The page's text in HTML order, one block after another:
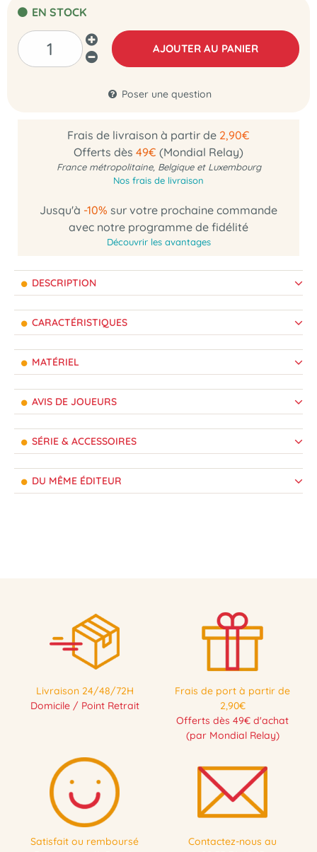
EN STOCK
AJOUTER AU PANIER
Poser une question
Frais de livraison à partir de 2,90€
Offerts dès 49€ (Mondial Relay)
France métropolitaine, Belgique et Luxembourg
Nos frais de livraison
Jusqu'à -10% sur votre prochaine commande
avec notre programme de fidélité
Découvrir les avantages
DESCRIPTION
CARACTÉRISTIQUES
MATÉRIEL
AVIS DE JOUEURS
SÉRIE & ACCESSOIRES
DU MÊME ÉDITEUR
Livraison 24/48/72H
Domicile / Point Retrait
Frais de port à partir de
2,90€
Offerts dès 49€ d'achat
(par Mondial Relay)
Satisfait ou remboursé
Contactez-nous au